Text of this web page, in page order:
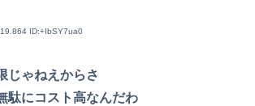
ID:+IbSY7ua0
じゃねえからさ
駄にコスト高なんだわ